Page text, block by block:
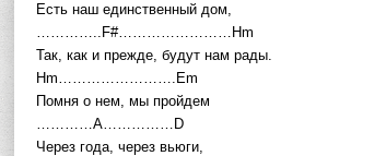
Есть наш единственный дом,
…………..F#……………………Hm
Так, как и прежде, будут нам рады.
Hm…………………….Em
Помня о нем, мы пройдем
…………A……………D
Через года, через вьюги,